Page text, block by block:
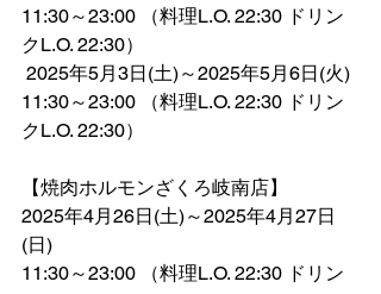
11:30～23:00 （料理L.O. 22:30 ドリン
クL.O. 22:30）
2025年5月3日(土)～2025年5月6日(火)
11:30～23:00 （料理L.O. 22:30 ドリン
クL.O. 22:30）
【焼肉ホルモンざくろ岐南店】
2025年4月26日(土)～2025年4月27日
(日)
11:30～23:00 （料理L.O. 22:30 ドリン